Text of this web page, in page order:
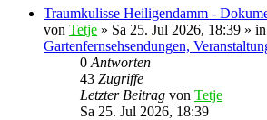
Traumkulisse Heiligendamm -
von Tetje » Sa 25. Jul 2026, 18:39 » in
Gartenfernsehsendungen,
0 Antworten
43 Zugriffe
Letzter Beitrag von Tetje
Sa 25. Jul 2026, 18:39